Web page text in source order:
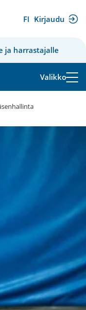
FI Kirjaudu
(ulkoinen
ja harrastajalle
Valikko